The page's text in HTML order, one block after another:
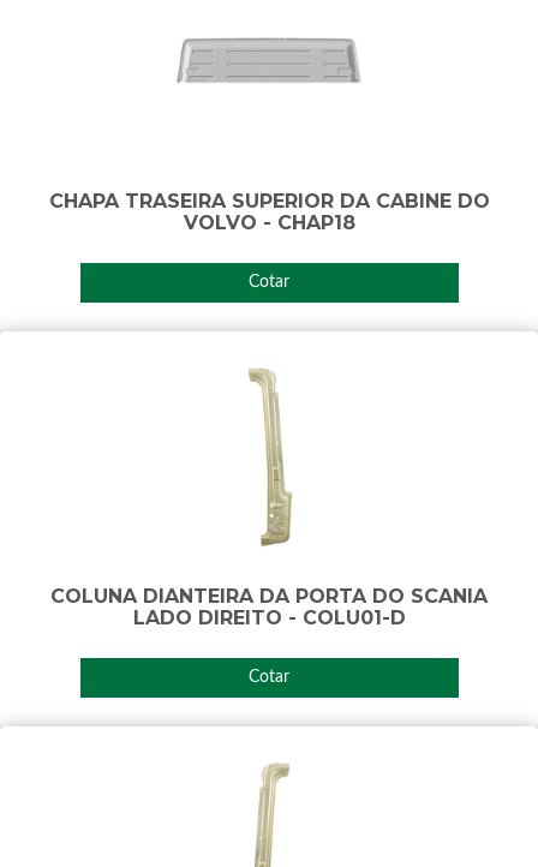
CHAPA TRASEIRA SUPERIOR DA CABINE DO
VOLVO - CHAP18
Cotar
COLUNA DIANTEIRA DA PORTA DO SCANIA
LADO DIREITO - COLU01-D
Cotar